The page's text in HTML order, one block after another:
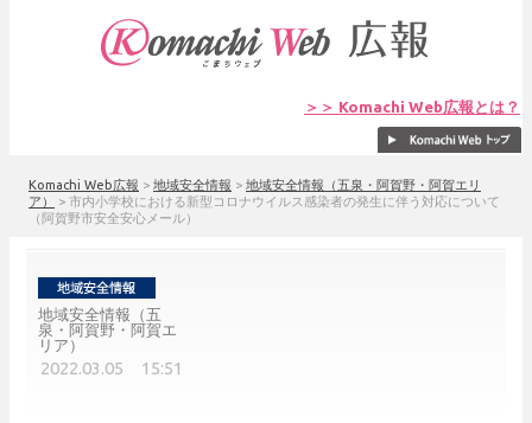
＞＞ Komachi Web広報とは？
Komachi Web広報 > 地域安全情報 > 地域安全情報（五泉・阿賀野・阿賀エリ
ア）
> 市内小学校における新型コロナウイルス感染者の発生に伴う対応について
（阿賀野市安全安心メール）
地域安全情報（五
泉・阿賀野・阿賀エ
リア）
2022.03.05 15:51